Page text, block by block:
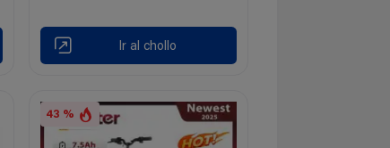
Ir al chollo
43 %